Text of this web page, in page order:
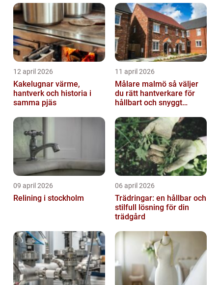
12 april 2026
Kakelugnar värme,
hantverk och historia i
samma pjäs
11 april 2026
Målare malmö så väljer
du rätt hantverkare för
hållbart och snyggt
09 april 2026
Relining i stockholm
06 april 2026
Trädringar: en hållbar och
stilfull lösning för din
trädgård